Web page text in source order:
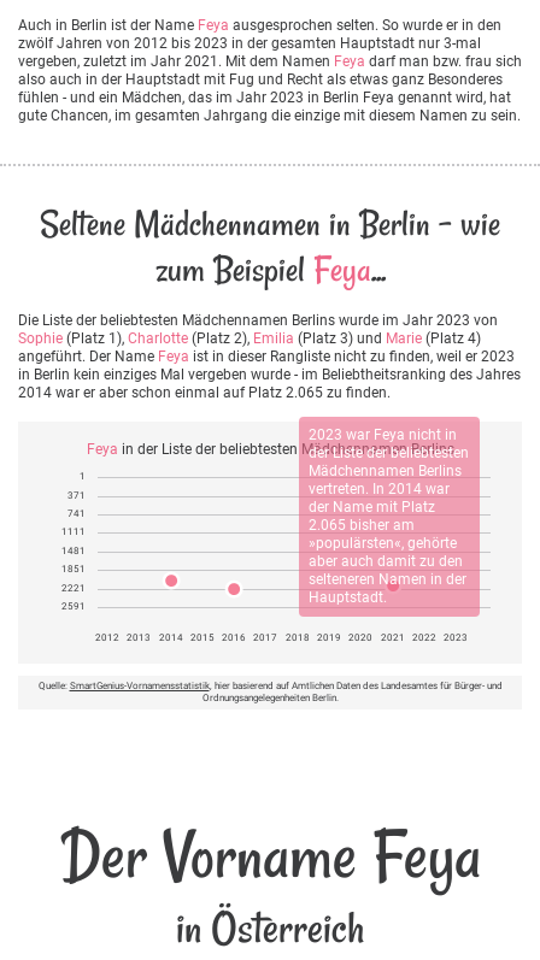
Auch in Berlin ist der Name Feya ausgesprochen selten. So wurde er in den
zwölf Jahren von 2012 bis 2023 in der gesamten Hauptstadt nur 3-mal
vergeben, zuletzt im Jahr 2021. Mit dem Namen Feya darf man bzw. frau sich
also auch in der Hauptstadt mit Fug und Recht als etwas ganz Besonderes
fühlen - und ein Mädchen, das im Jahr 2023 in Berlin Feya genannt wird, hat
gute Chancen, im gesamten Jahrgang die einzige mit diesem Namen zu sein.
Seltene Mädchennamen in Berlin - wie
zum Beispiel Feya...
Die Liste der beliebtesten Mädchennamen Berlins wurde im Jahr 2023 von
Sophie (Platz 1), Charlotte (Platz 2), Emilia (Platz 3) und Marie (Platz 4)
angeführt. Der Name Feya ist in dieser Rangliste nicht zu finden, weil er 2023
in Berlin kein einziges Mal vergeben wurde - im Beliebtheitsranking des Jahres
2014 war er aber schon einmal auf Platz 2.065 zu finden.
Feya in der Liste der beliebtesten Mädchennamen Berlins
2023 war Feya nicht in
der Liste der beliebtesten
Mädchennamen Berlins
vertreten. In 2014 war
der Name mit Platz
2.065 bisher am
»populärsten«, gehörte
aber auch damit zu den
selteneren Namen in der
Hauptstadt.
1
371
741
1111
1481
1851
2221
2591
2012 2013 2014 2015 2016 2017 2018 2019 2020 2021 2022 2023
Quelle: SmartGenius-Vornamensstatistik, hier basierend auf Amtlichen Daten des Landesamtes für Bürger- und
Ordnungsangelegenheiten Berlin.
Der Vorname Feya
in Österreich